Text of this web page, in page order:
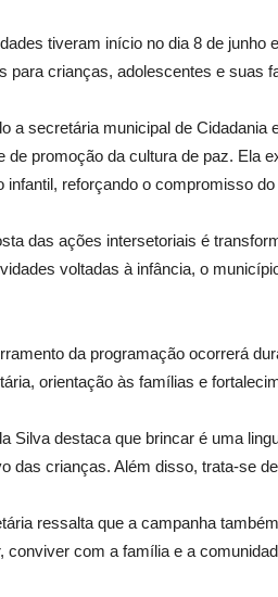
tiveram início no dia 8 de
para crianças, adolescentes e suas
a secretária municipal de
de promoção da cultura de paz. Ela
infantil, reforçando o compromisso
das ações intersetoriais é
voltadas à infância, o
da programação ocorrerá
orientação às famílias e
Silva destaca que brincar é uma
das crianças. Além disso, trata-se
ressalta que a campanha
conviver com a família e a